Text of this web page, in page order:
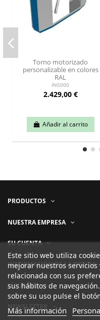
Torno motorizado
personalizable en colores
RAL
IN5000
2.429,00 €
Añadir al carrito
PRODUCTOS
NUESTRA EMPRESA
SU CUENTA
INFORMACIÓN DE LA TIENDA
Este sitio web utiliza
mejorar nuestros
relacionada con sus
sus hábitos de
sobre su uso pulse el
Más información
SÍGUENOS
NEWSLETTER